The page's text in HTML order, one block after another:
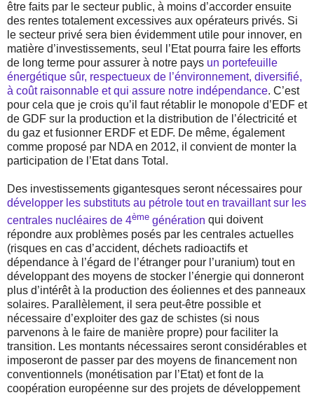
être faits par le secteur public, à moins d’accorder ensuite
des rentes totalement excessives aux opérateurs privés. Si
le secteur privé sera bien évidemment utile pour innover, en
matière d’investissements, seul l’Etat pourra faire les efforts
de long terme pour assurer à notre pays un portefeuille
énergétique sûr, respectueux de l’énvironnement, diversifié,
à coût raisonnable et qui assure notre indépendance. C’est
pour cela que je crois qu’il faut rétablir le monopole d’EDF et
de GDF sur la production et la distribution de l’électricité et
du gaz et fusionner ERDF et EDF. De même, également
comme proposé par NDA en 2012, il convient de monter la
participation de l’Etat dans Total.
Des investissements gigantesques seront nécessaires pour
développer les substituts au pétrole tout en travaillant sur les
centrales nucléaires de 4ème génération qui doivent
répondre aux problèmes posés par les centrales actuelles
(risques en cas d’accident, déchets radioactifs et
dépendance à l’égard de l’étranger pour l’uranium) tout en
développant des moyens de stocker l’énergie qui donneront
plus d’intérêt à la production des éoliennes et des panneaux
solaires. Parallèlement, il sera peut-être possible et
nécessaire d’exploiter des gaz de schistes (si nous
parvenons à le faire de manière propre) pour faciliter la
transition. Les montants nécessaires seront considérables et
imposeront de passer par des moyens de financement non
conventionnels (monétisation par l’Etat) et font de la
coopération européenne sur des projets de développement